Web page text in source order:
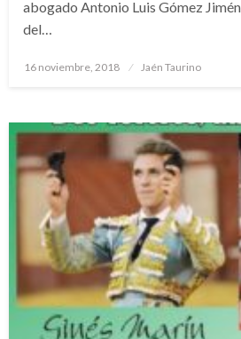
abogado Antonio Luis Gómez
del…
Publicado
16 noviembre, 2018 Jaén Taurino